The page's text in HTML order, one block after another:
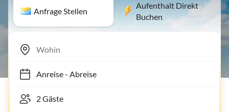
Anfrage Stellen
Aufenthalt Direkt
Buchen
Anreise- Abreise